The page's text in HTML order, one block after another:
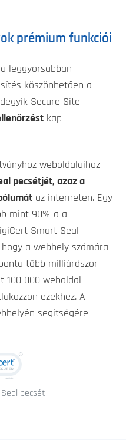
prémium funkciói
leggyorsabban
köszönhetően a
Secure Site
kap
weboldalaihoz
pecsétjét, azaz a
az interneten. Egy
mint 90%-a a
Smart Seal
a webhely számára
több milliárdszor
000 weboldal
ezekhez. A
segítségére
pecsét